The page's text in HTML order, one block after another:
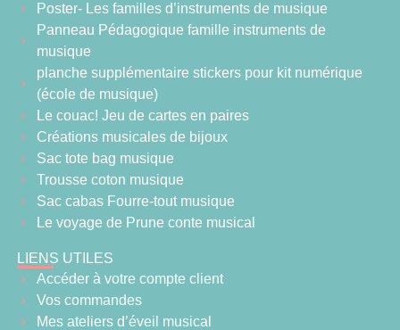
Poster- Les familles d’instruments de musique
Panneau Pédagogique famille instruments de
musique
planche supplémentaire stickers pour kit numérique
(école de musique)
Le couac! Jeu de cartes en paires
Créations musicales de bijoux
Sac tote bag musique
Trousse coton musique
Sac cabas Fourre-tout musique
Le voyage de Prune conte musical
LIENS UTILES
Accéder à votre compte client
Vos commandes
Mes ateliers d’éveil musical